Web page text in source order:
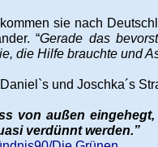
sie nach
“Gerade das
die Hilfe brauchte und
und Joschka´s
von außen
verdünnt werden.”